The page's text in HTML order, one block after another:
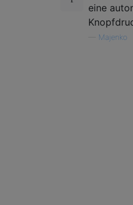
eine
Majenko